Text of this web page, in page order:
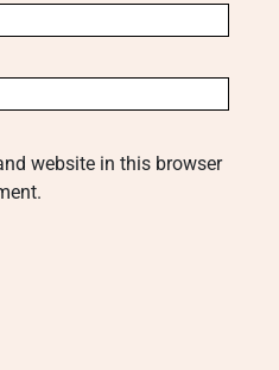
website in this browser